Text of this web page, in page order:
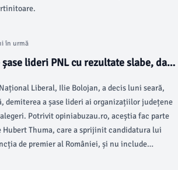
în urmă
lideri PNL cu rezultate slabe, dar
Liberal, Ilie Bolojan, a decis luni seară,
demiterea a șase lideri ai organizațiilor județene
Potrivit opiniabuzau.ro, aceștia fac parte
Hubert Thuma, care a sprijinit candidatura lui
de premier al României, și nu include